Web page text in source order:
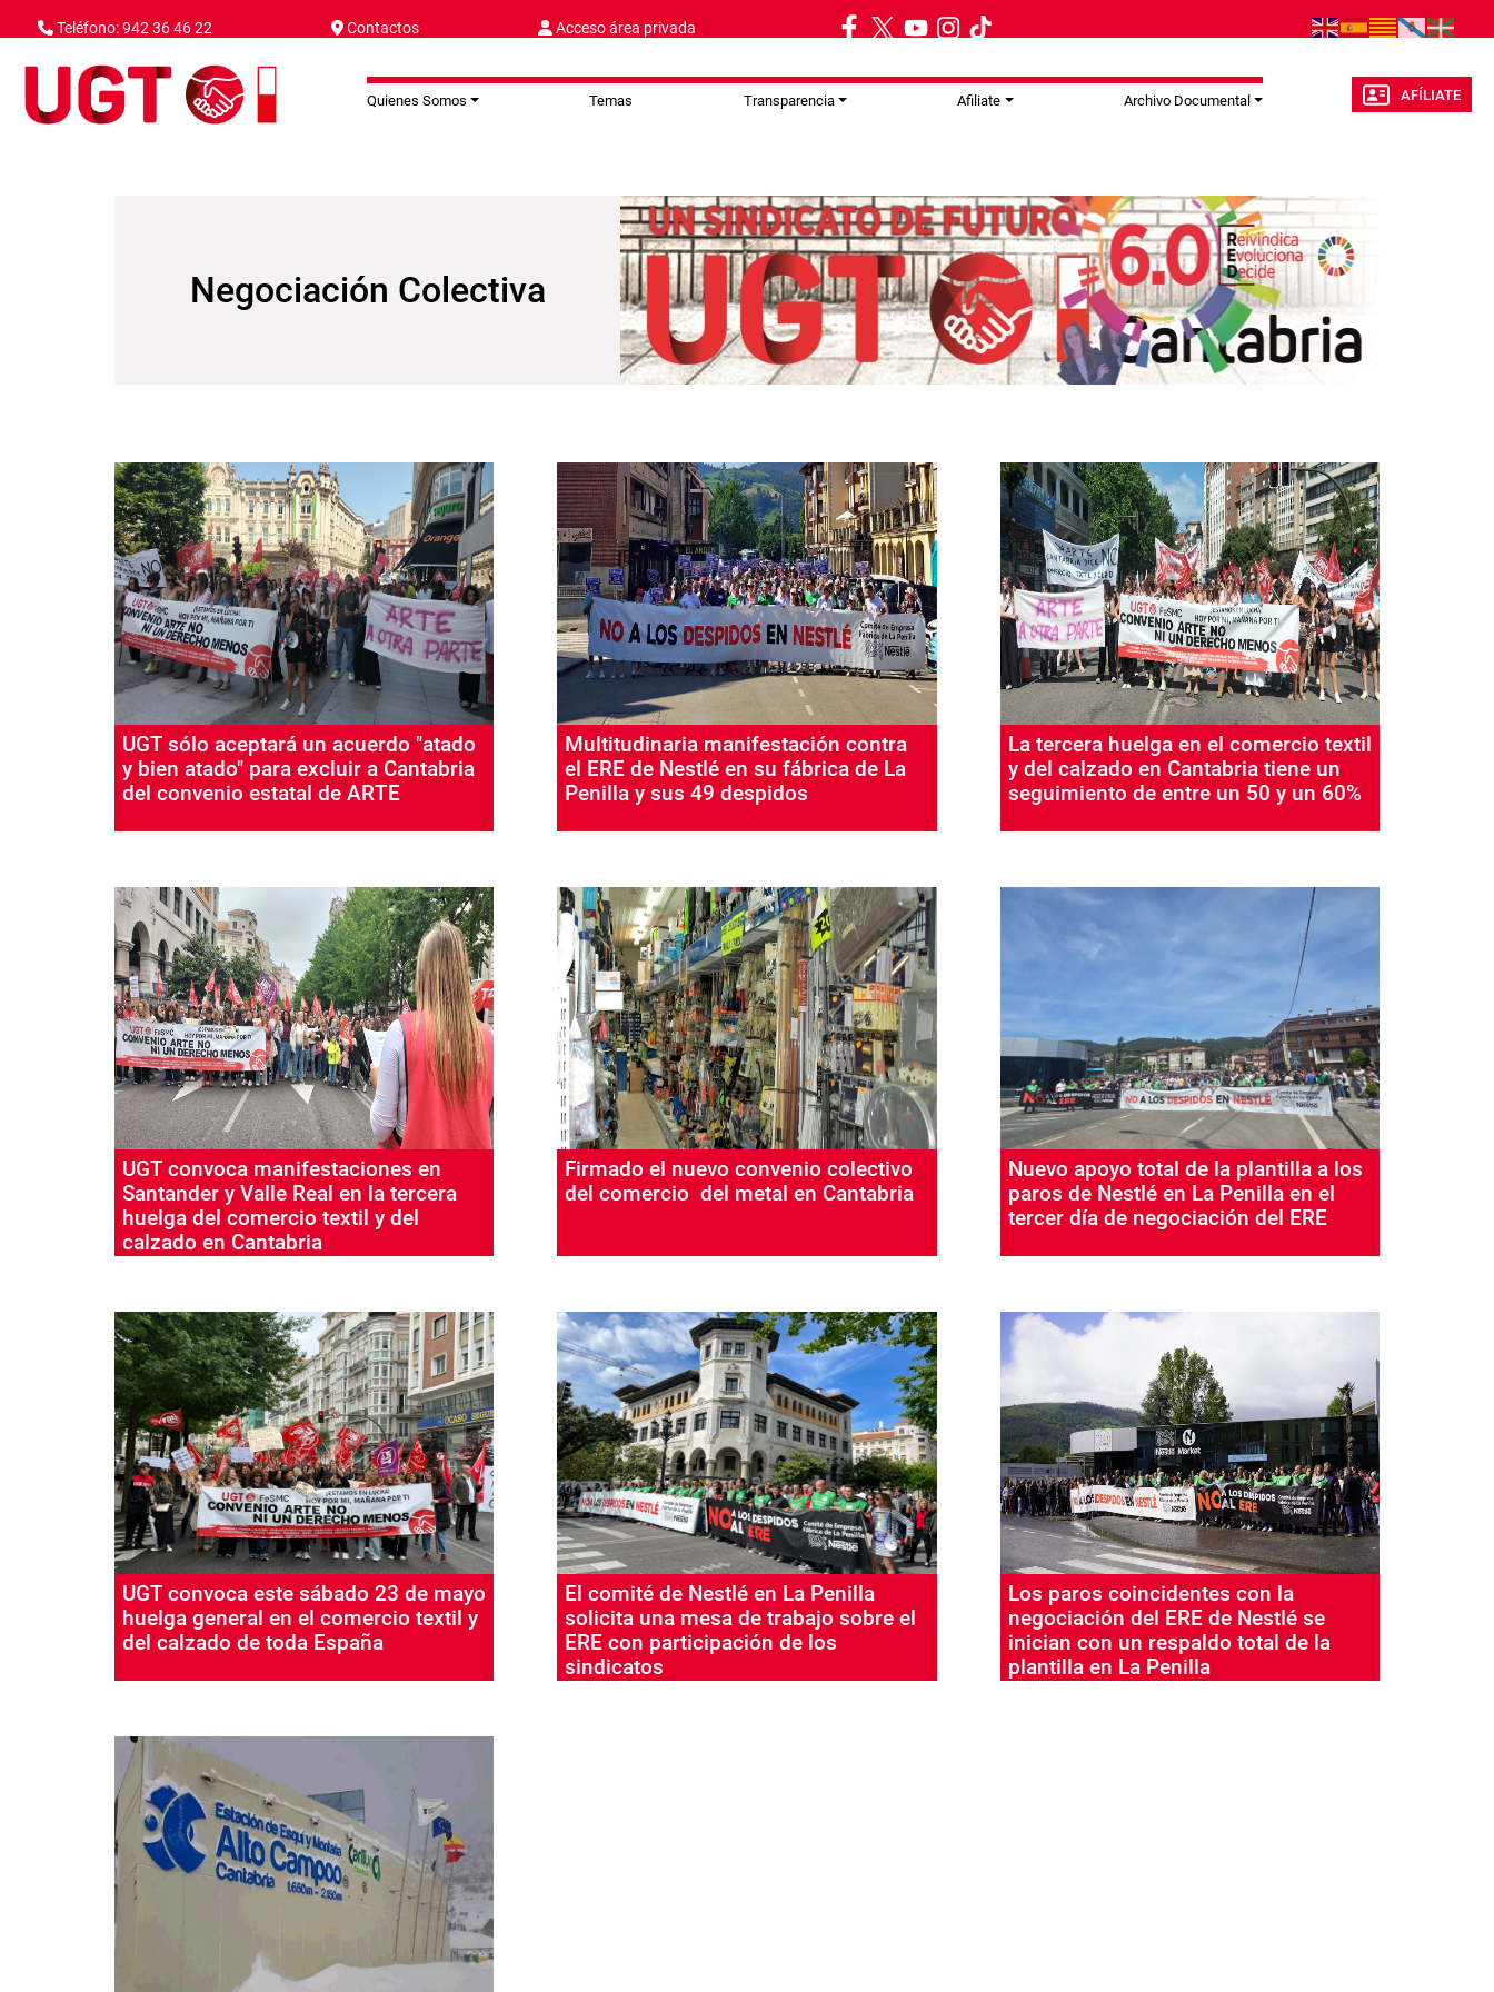
Teléfono: 942 36 46 22 Contactos Acceso área privada
Quienes Somos Temas Transparencia Afiliate Archivo Documental AFÍLIATE
Negociación Colectiva
UGT sólo aceptará un acuerdo "atado
y bien atado" para excluir a Cantabria
del convenio estatal de ARTE
Multitudinaria manifestación contra
el ERE de Nestlé en su fábrica de La
Penilla y sus 49 despidos
La tercera huelga en el comercio textil
y del calzado en Cantabria tiene un
seguimiento de entre un 50 y un 60%
UGT convoca manifestaciones en
Santander y Valle Real en la tercera
huelga del comercio textil y del
calzado en Cantabria
Firmado el nuevo convenio colectivo
del comercio del metal en Cantabria
Nuevo apoyo total de la plantilla a los
paros de Nestlé en La Penilla en el
tercer día de negociación del ERE
UGT convoca este sábado 23 de mayo
huelga general en el comercio textil y
del calzado de toda España
El comité de Nestlé en La Penilla
solicita una mesa de trabajo sobre el
ERE con participación de los
sindicatos
Los paros coincidentes con la
negociación del ERE de Nestlé se
inician con un respaldo total de la
plantilla en La Penilla